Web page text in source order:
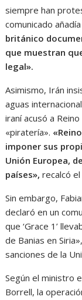
siempre han
comunicado
británico
que muestran
legal».
Asimismo, Irán
aguas
iraní acusó a
«piratería».
imponer sus
Unión Europea,
países», recalcó
Sin embargo,
declaró en un
que ‘Grace 1’
de Banias en
sanciones de la
Según el ministro
Borrell, la